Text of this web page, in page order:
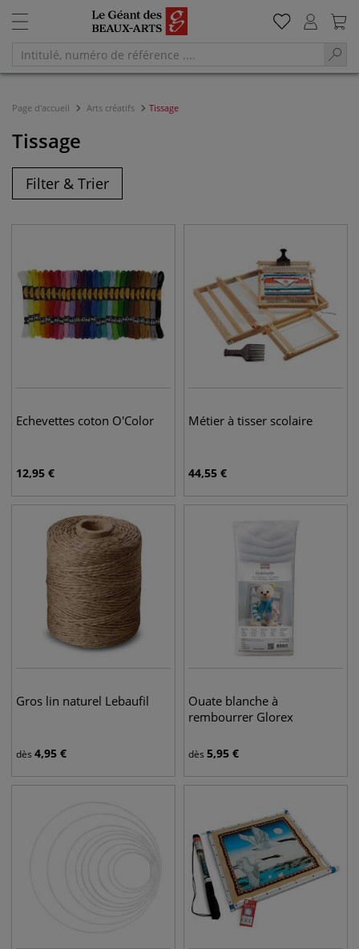
Page d'accueil Arts créatifs Tissage
Tissage
Filter & Trier
Echevettes coton O'Color
12,95 €
Métier à tisser scolaire
44,55 €
Gros lin naturel Lebaufil
dès 4,95 €
Ouate blanche à
rembourrer Glorex
dès 5,95 €